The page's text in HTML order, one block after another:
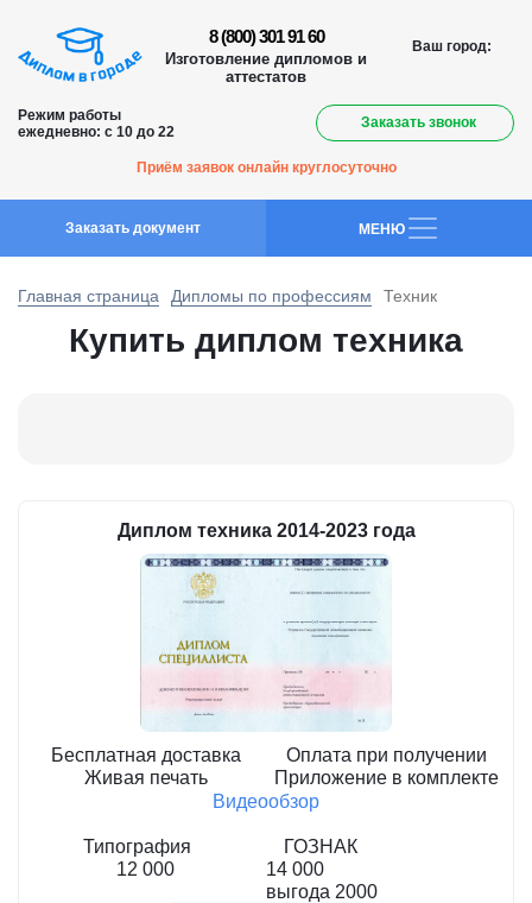
8 (800) 301 91 60
Изготовление дипломов и
аттестатов
Ваш город:
Режим работы
ежедневно: с 10 до 22
Заказать звонок
Приём заявок онлайн круглосуточно
Заказать документ MEНЮ
Главная страница Дипломы по профессиям Техник
Купить диплом техника
Диплом техника 2014-2023 года
Бесплатная доставка
Живая печать
Оплата при получении
Приложение в комплекте
Видеообзор
Типография
ГОЗНАК
12 000
14 000
выгода 2000